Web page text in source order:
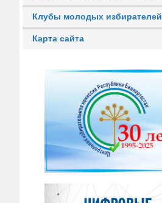
Клубы молодых избирателей
Карта сайта